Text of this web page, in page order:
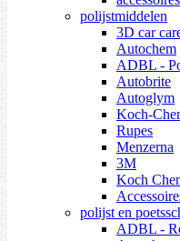
polijstmiddelen
3D car
Autochem
ADBL -
Autobrite
Autoglym
Koch-
Rupes
Menzerna
3M
Koch
polijst en
ADBL -